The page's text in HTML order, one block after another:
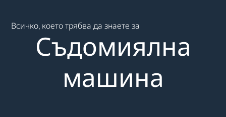
Всичко, което трябва да знаете за
Съдомиялна
машина